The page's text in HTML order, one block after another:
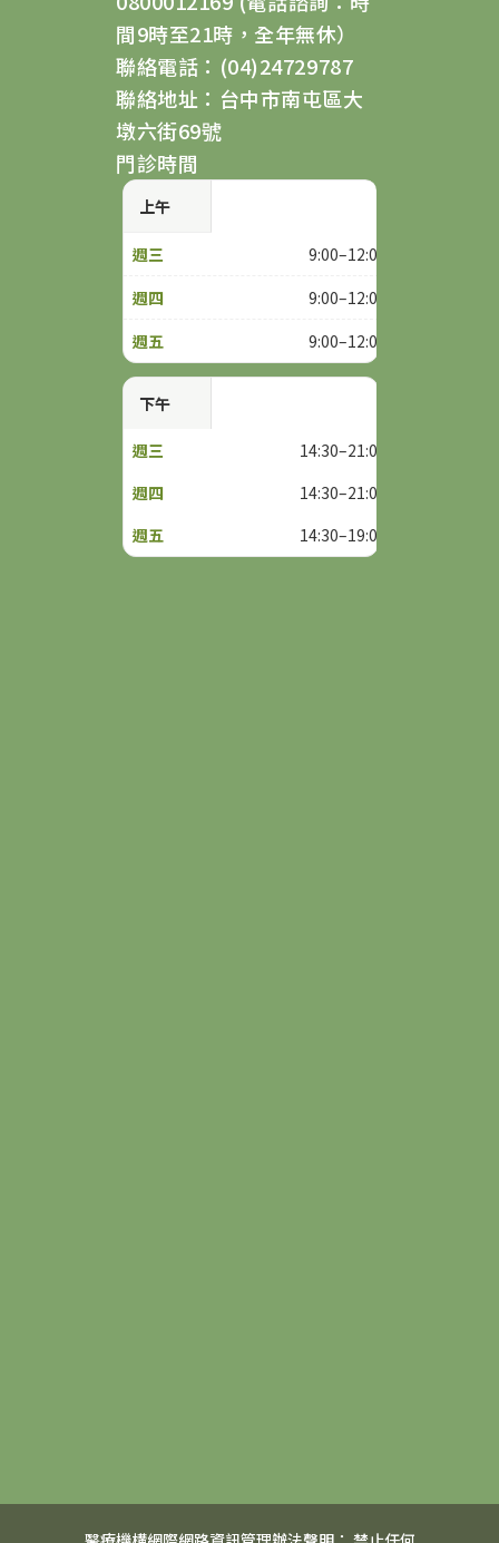
間9時至21時，全年無休）
聯絡電話：(04)24729787
聯絡地址：台中市南屯區大
墩六街69號
門診時間
上午
9:00–12:00
9:00–12:00
9:00–12:00
下午
14:30–21:00
14:30–21:00
14:30–19:00